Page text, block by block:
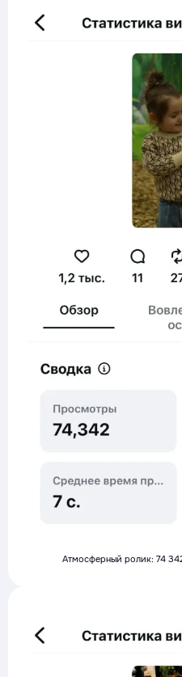
Атмосферный ролик: 74